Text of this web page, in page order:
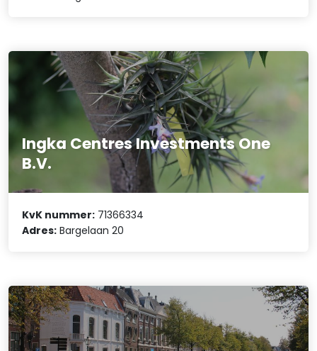
Ingka Centres Investments One
B.V.
KvK nummer: 71366334
Adres: Bargelaan 20